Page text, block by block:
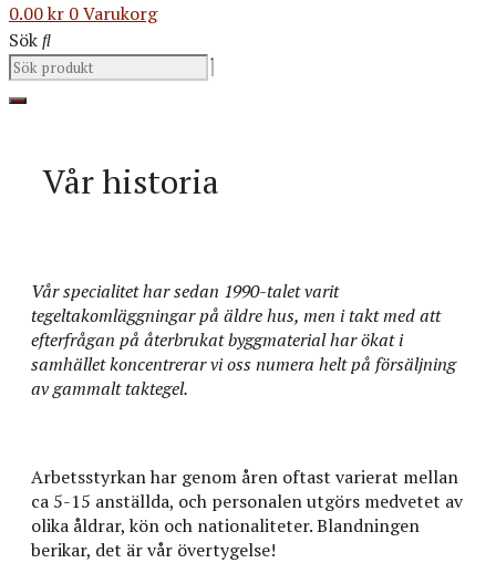
0.00kr 0Varukorg
Sök
Vår historia
Vår specialitet har sedan 1990-talet varit
tegeltakomläggningar på äldre hus, men i takt med att
efterfrågan på återbrukatbyggmaterial har ökat i
samhället koncentrerar vi oss numera helt på försäljning
av gammalt taktegel.
Arbetsstyrkan har genom åren oftast varierat mellan
ca 5-15 anställda, och personalen utgörs medvetet av
olika åldrar, kön och nationaliteter. Blandningen
berikar, det är vår övertygelse!